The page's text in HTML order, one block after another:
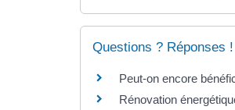
Questions ? Réponses !
Peut-on encore
Rénovation